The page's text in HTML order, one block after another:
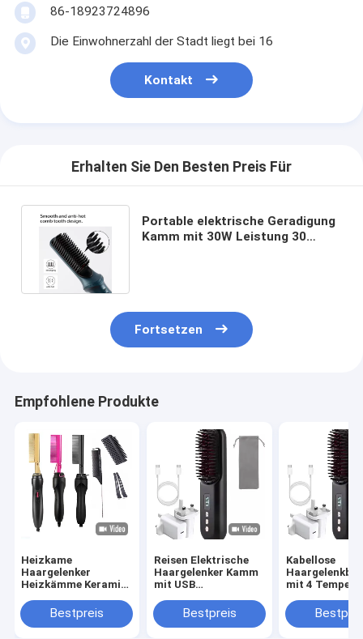
86-18923724896
Die Einwohnerzahl der Stadt liegt bei 16
Kontakt
Erhalten Sie Den Besten Preis Für
Portable elektrische Geradigung
Kamm mit 30W Leistung 30
Fortsetzen
Empfohlene Produkte
Heizkame
Haargelenker
Heizkämme Keramik
Kupfer Elektrischer
Heißkame
Bestpreis
Reisen Elektrische
Haargelenker Kamm
mit USB
6 Fuß Schnurlänge
Bestpreis
Kabellose
mit 4
Schnellladung